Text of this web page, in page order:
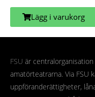
Lägg i varukorg
FSU är
amatörteatrarna. Via FSU
uppföranderättigheter,